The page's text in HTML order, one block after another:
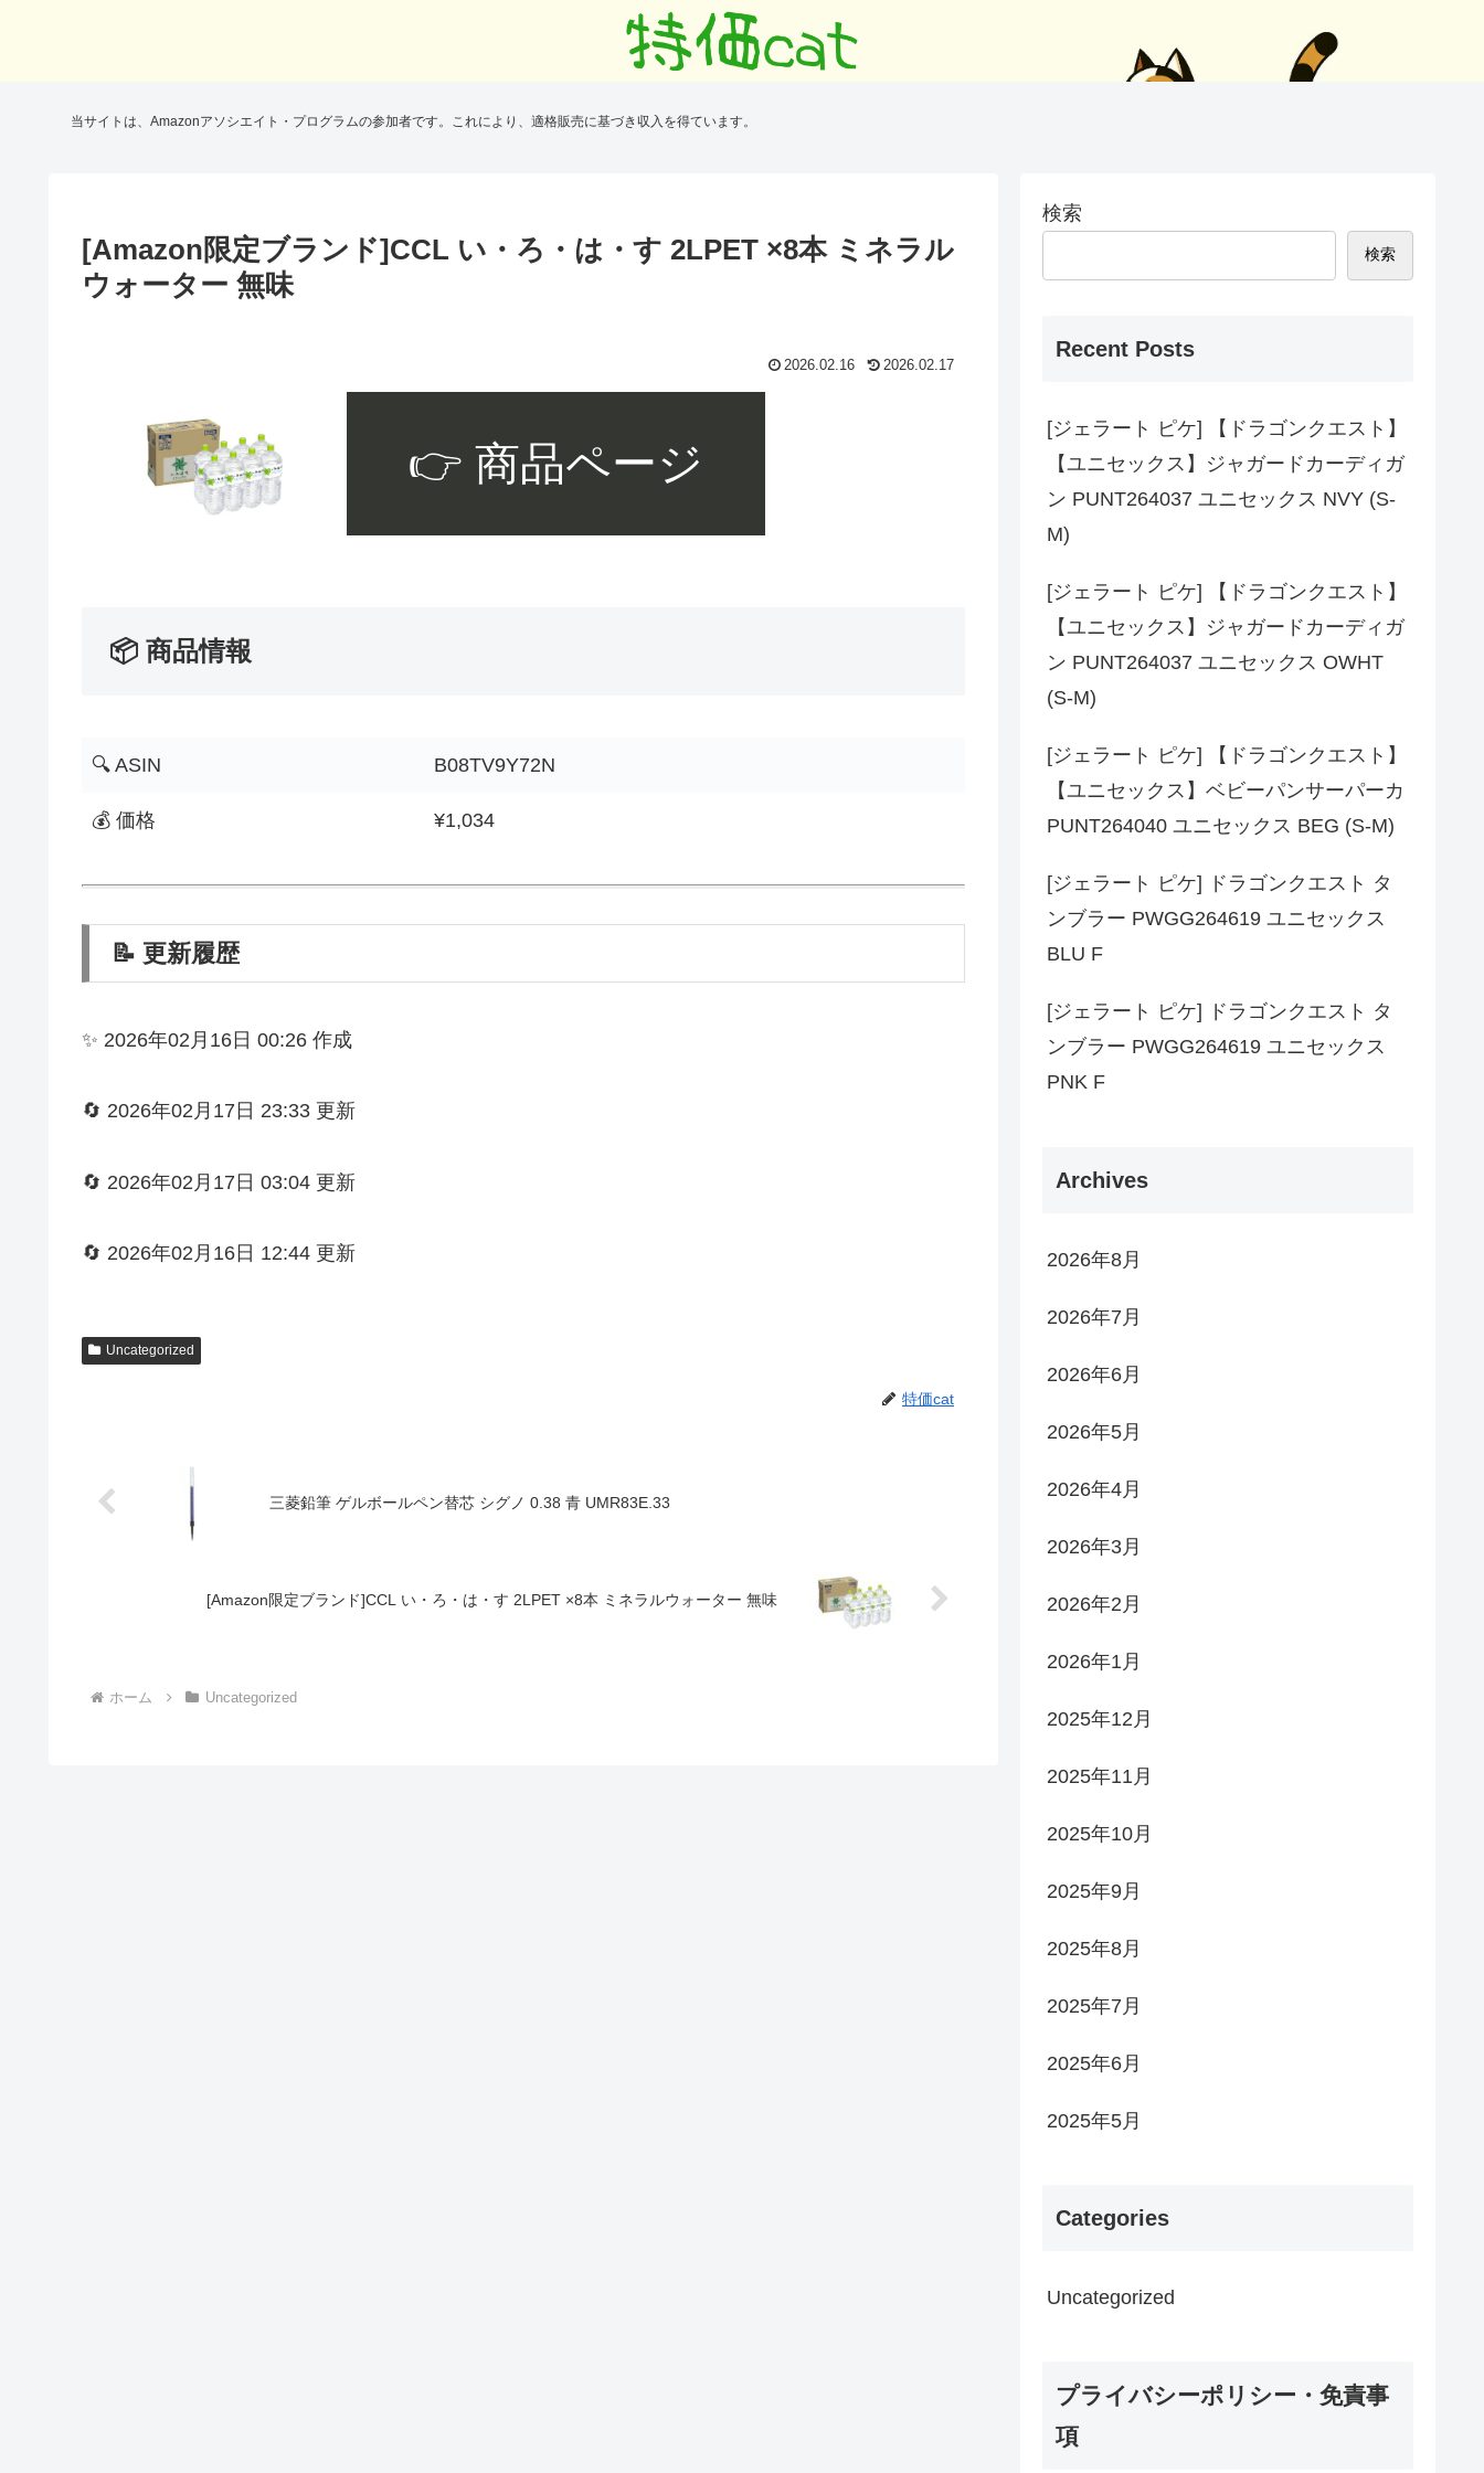
当サイトは、Amazonアソシエイト・プログラムの参加者です。これにより、適格販売に基づき収入を得ています。
[Amazon限定ブランド]CCL い・ろ・は・す 2LPET ×8本 ミネラル
ウォーター 無味
2026.02.16 2026.02.17
👉 商品ページ
📦 商品情報
🔍 ASIN B08TV9Y72N
💰 価格 ¥1,034
📝 更新履歴
✨ 2026年02月16日 00:26 作成
🔄 2026年02月17日 23:33 更新
🔄 2026年02月17日 03:04 更新
🔄 2026年02月16日 12:44 更新
Uncategorized
特価cat
三菱鉛筆 ゲルボールペン替芯 シグノ 0.38 青 UMR83E.33
[Amazon限定ブランド]CCL い・ろ・は・す 2LPET ×8本 ミネラルウォーター 無味
ホーム Uncategorized
検索
検索
Recent Posts
[ジェラート ピケ] 【ドラゴンクエスト】
【ユニセックス】ジャガードカーディガ
ン PUNT264037 ユニセックス NVY (S-
M)
[ジェラート ピケ] 【ドラゴンクエスト】
【ユニセックス】ジャガードカーディガ
ン PUNT264037 ユニセックス OWHT
(S-M)
[ジェラート ピケ] 【ドラゴンクエスト】
【ユニセックス】ベビーパンサーパーカ
PUNT264040 ユニセックス BEG (S-M)
[ジェラート ピケ] ドラゴンクエスト タ
ンブラー PWGG264619 ユニセックス
BLU F
[ジェラート ピケ] ドラゴンクエスト タ
ンブラー PWGG264619 ユニセックス
PNK F
Archives
2026年8月
2026年7月
2026年6月
2026年5月
2026年4月
2026年3月
2026年2月
2026年1月
2025年12月
2025年11月
2025年10月
2025年9月
2025年8月
2025年7月
2025年6月
2025年5月
Categories
Uncategorized
プライバシーポリシー・免責事
項